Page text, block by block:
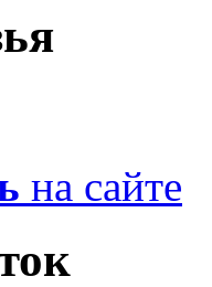
на сайте